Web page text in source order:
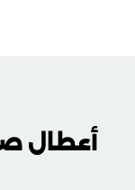
أعطال